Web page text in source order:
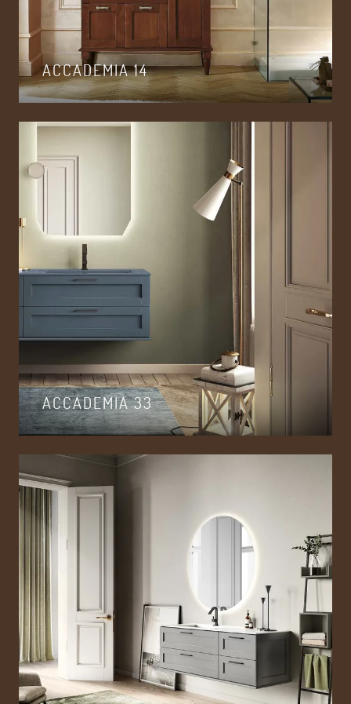
ACCADEMIA 14
ACCADEMIA 33